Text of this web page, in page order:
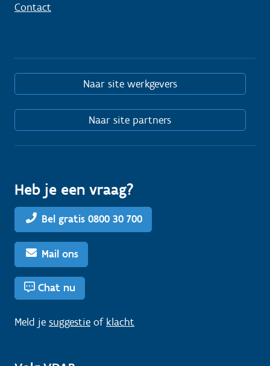
Contact
Naar site werkgevers
Naar site partners
Heb je een vraag?
Bel gratis 0800 30 700
Mail ons
Chat nu
Meld je suggestie of klacht